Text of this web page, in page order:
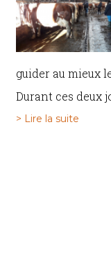
guider au mieux
Durant ces deux
> Lire la suite